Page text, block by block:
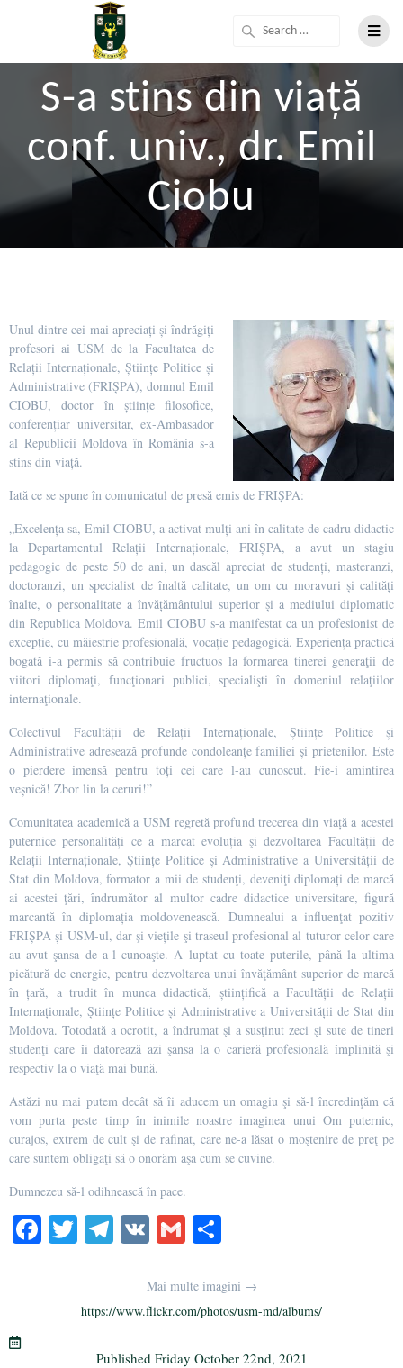
S-a stins din viață
conf. univ., dr. Emil
Ciobu
Unul dintre cei mai apreciați și îndrăgiți
profesori ai USM de la Facultatea de
Relații Internaționale, Științe Politice și
Administrative (FRIȘPA), domnul Emil
CIOBU, doctor în științe filosofice,
conferențiar universitar, ex-Ambasador
al Republicii Moldova în România s-a
stins din viață.
Iată ce se spune în comunicatul de presă emis de FRIȘPA:
„Excelența sa, Emil CIOBU, a activat mulți ani în calitate de cadru didactic
la Departamentul Relații Internaționale, FRIȘPA, a avut un stagiu
pedagogic de peste 50 de ani, un dascăl apreciat de studenți, masteranzi,
doctoranzi, un specialist de înaltă calitate, un om cu moravuri și calități
înalte, o personalitate a învățământului superior și a mediului diplomatic
din Republica Moldova. Emil CIOBU s-a manifestat ca un profesionist de
excepție, cu măiestrie profesională, vocație pedagogică. Experiența practică
bogată i-a permis să contribuie fructuos la formarea tinerei generaţii de
viitori diplomaţi, funcţionari publici, specialişti în domeniul relaţiilor
internaţionale.
Colectivul Facultății de Relații Internaționale, Științe Politice și
Administrative adresează profunde condoleanțe familiei și prietenilor. Este
o pierdere imensă pentru toți cei care l-au cunoscut. Fie-i amintirea
veșnică! Zbor lin la ceruri!”
Comunitatea academică a USM regretă profund trecerea din viață a acestei
puternice personalități ce a marcat evoluția şi dezvoltarea Facultății de
Relații Internaționale, Științe Politice și Administrative a Universității de
Stat din Moldova, formator a mii de studenţi, deveniţi diplomați de marcă
ai acestei ţări, îndrumător al multor cadre didactice universitare, figură
marcantă în diplomația moldovenească. Dumnealui a influenţat pozitiv
FRIȘPA și USM-ul, dar şi viețile şi traseul profesional al tuturor celor care
au avut şansa de a-l cunoaşte. A luptat cu toate puterile, până la ultima
picătură de energie, pentru dezvoltarea unui învăţământ superior de marcă
în țară, a trudit în munca didactică, științifică a Facultății de Relații
Internaționale, Științe Politice și Administrative a Universității de Stat din
Moldova. Totodată a ocrotit, a îndrumat şi a susţinut zeci şi sute de tineri
studenţi care îi datorează azi şansa la o carieră profesională împlinită şi
respectiv la o viaţă mai bună.
Astăzi nu mai putem decât să îi aducem un omagiu şi să-l încredinţăm că
vom purta peste timp în inimile noastre imaginea unui Om puternic,
curajos, extrem de cult şi de rafinat, care ne-a lăsat o moştenire de preţ pe
care suntem obligaţi să o onorăm aşa cum se cuvine.
Dumnezeu să-l odihnească în pace.
Fa T
r
Te
a
m
V G
ailre
Mai multe imagini →
https://www.flickr.com/photos/usm-md/albums/
Published Friday October 22nd, 2021